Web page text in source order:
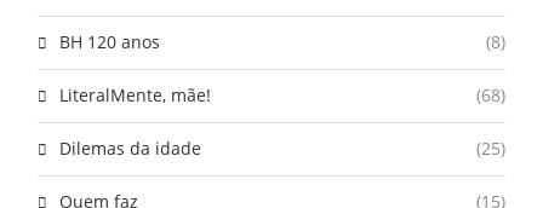
BH 120 anos (8)
LiteralMente, mãe! (68)
Dilemas da idade (25)
Quem faz (15)